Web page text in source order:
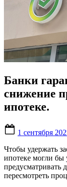
Банки
снижение
ипотеке.
on
1 сентября
Чтобы удержать
ипотеке могли бы
предусматривать
пересмотреть